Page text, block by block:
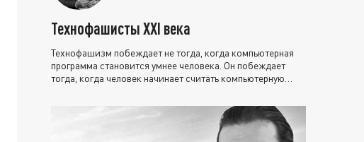
Технофашисты XXI века
Технофашизм побеждает не тогда, когда компьютерная
программа становится умнее человека. Он побеждает
тогда, когда человек начинает считать компьютерную